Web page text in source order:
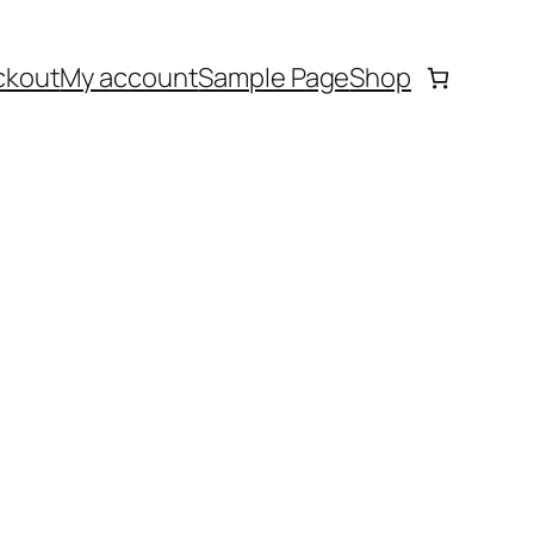
My accountSample PageShop